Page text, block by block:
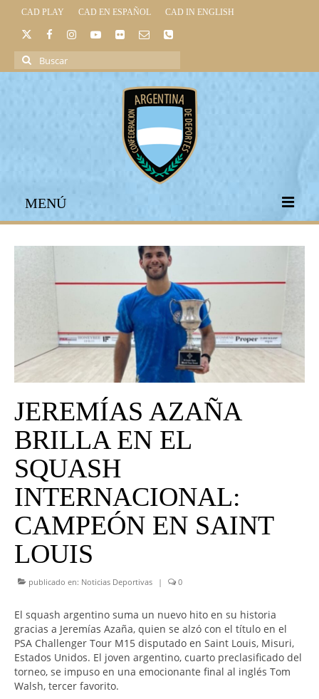
CAD PLAY CAD EN ESPAÑOL CAD IN ENGLISH
Buscar
por:
MENÚ
INICIO
INSTITUCIONAL
LEGISLACIÓN DEPORTIVA
UNIVERSO CAD
NOTICIAS
CAD MEDIA
CAD FEDERAL
JEREMÍAS AZAÑA
BRILLA EN EL
SQUASH
INTERNACIONAL:
CAMPEÓN EN SAINT
LOUIS
publicado en: Noticias Deportivas | 0
El squash argentino suma un nuevo hito en su historia
gracias a Jeremías Azaña, quien se alzó con el título en el
PSA Challenger Tour M15 disputado en Saint Louis, Misuri,
Estados Unidos. El joven argentino, cuarto preclasificado del
torneo, se impuso en una emocionante final al inglés Tom
Walsh, tercer favorito.